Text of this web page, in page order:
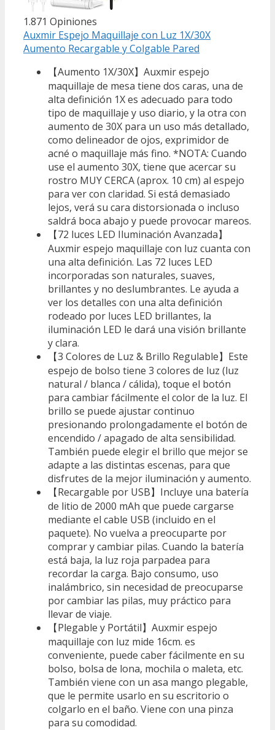
1.871 Opiniones
Auxmir Espejo Maquillaje con Luz 1X/30X
Aumento Recargable y Colgable Pared
【Aumento 1X/30X】Auxmir espejo
maquillaje de mesa tiene dos caras, una de
alta definición 1X es adecuado para todo
tipo de maquillaje y uso diario, y la otra con
aumento de 30X para un uso más detallado,
como delineador de ojos, exprimidor de
acné o maquillaje más fino. *NOTA: Cuando
use el aumento 30X, tiene que acercar su
rostro MUY CERCA (aprox. 10 cm) al espejo
para ver con claridad. Si está demasiado
lejos, verá su cara distorsionada o incluso
saldrá boca abajo y puede provocar mareos.
【72 luces LED Iluminación Avanzada】
Auxmir espejo maquillaje con luz cuanta con
una alta definición. Las 72 luces LED
incorporadas son naturales, suaves,
brillantes y no deslumbrantes. Le ayuda a
ver los detalles con una alta definición
rodeado por luces LED brillantes, la
iluminación LED le dará una visión brillante
y clara.
【3 Colores de Luz & Brillo Regulable】Este
espejo de bolso tiene 3 colores de luz (luz
natural / blanca / cálida), toque el botón
para cambiar fácilmente el color de la luz. El
brillo se puede ajustar continuo
presionando prolongadamente el botón de
encendido / apagado de alta sensibilidad.
También puede elegir el brillo que mejor se
adapte a las distintas escenas, para que
disfrutes de la mejor iluminación y aumento.
【Recargable por USB】Incluye una batería
de litio de 2000 mAh que puede cargarse
mediante el cable USB (incluido en el
paquete). No vuelva a preocuparte por
comprar y cambiar pilas. Cuando la batería
está baja, la luz roja parpadea para
recordar la carga. Bajo consumo, uso
inalámbrico, sin necesidad de preocuparse
por cambiar las pilas, muy práctico para
llevar de viaje.
【Plegable y Portátil】Auxmir espejo
maquillaje con luz mide 16cm. es
conveniente, puede caber fácilmente en su
bolso, bolsa de lona, mochila o maleta, etc.
También viene con un asa mango plegable,
que le permite usarlo en su escritorio o
colgarlo en el baño. Viene con una pinza
para su comodidad.